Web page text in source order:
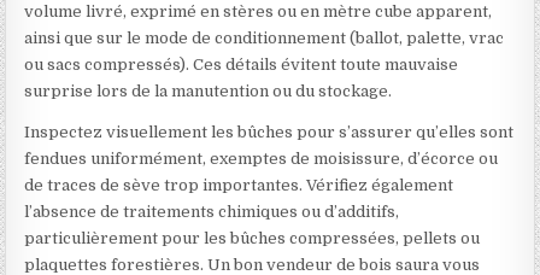
volume livré, exprimé en stères ou en mètre cube apparent,
ainsi que sur le mode de conditionnement (ballot, palette, vrac
ou sacs compressés). Ces détails évitent toute mauvaise
surprise lors de la manutention ou du stockage.
Inspectez visuellement les bûches pour s’assurer qu’elles sont
fendues uniformément, exemptes de moisissure, d’écorce ou
de traces de sève trop importantes. Vérifiez également
l’absence de traitements chimiques ou d’additifs,
particulièrement pour les bûches compressées, pellets ou
plaquettes forestières. Un bon vendeur de bois saura vous